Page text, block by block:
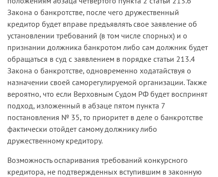
Закона о банкротстве, после чего дружественный
кредитор будет вправе предъявлять свое заявление об
установлении требований (в том числе спорных) и о
признании должника банкротом либо сам должник будет
обращаться в суд с заявлением в порядке статьи 213.4
Закона о банкротстве, одновременно ходатайствуя о
назначении своей саморегулируемой организации. Также
вероятно, что если Верховным Судом РФ будет воспринят
подход, изложенный в абзаце пятом пункта 7
постановления № 35, то приоритет в деле о банкротстве
фактически отойдет самому должнику либо
дружественному кредитору.
Возможность оспаривания требований конкурсного
кредитора, не подтвержденных вступившим в законную